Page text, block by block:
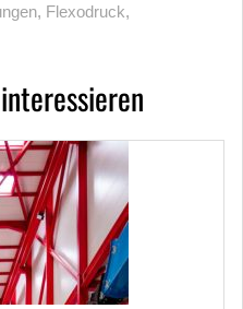
, Flexodruck,